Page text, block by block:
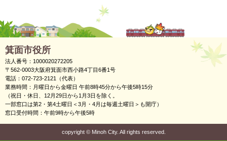
箕面市役所
法人番号：1000020272205
〒562-0003大阪府箕面市西小路4丁目6番1号
電話：072-723-2121（代表）
業務時間：月曜日から金曜日 午前8時45分から午後5時15分
（祝日・休日、12月29日から1月3日を除く。
一部窓口は第2・第4土曜日＜3月・4月は毎週土曜日＞も開庁）
窓口受付時間：午前9時から午後5時
copyright ©Minoh City. All rights reserved.